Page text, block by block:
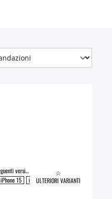
Disponibile nelle seguenti versioni:
iPhone 15 iPhone 15 Pro Max iPhone 15 Pro
ULTERIORI VARIANTI